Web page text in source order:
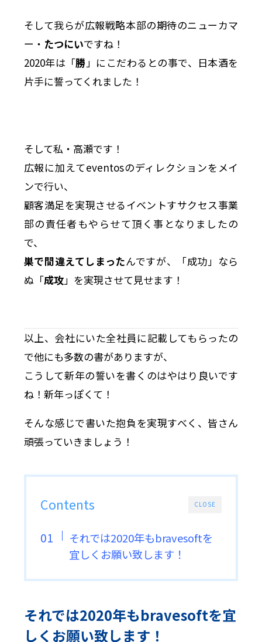
そして我らが広報戦略本部の期待のニューカマ
ー・ たつにいですね！
2020年は「勝」にこだわるとの事で、日本酒を
片手に誓ってくれました！
そして私・高瀬です！
広報に加えてeventosのディレクションをメイ
ンで行い、
顧客満足を実現させるイベントすサクセス事業
部の責任者もやらせて頂く事となりましたの
で、
巣で間違えてしまったんですが、「成功」なら
ぬ「成攻」を実現させて見せます！
以上、会社にいた全社員に記載してもらったの
で他にも多数の書がありますが、
こうして新年の誓いを書くのはやはり良いです
ね！新年っぽくて！
そんな感じで書いた抱負を実現すべく、皆さん
頑張っていきましょう！
CLOSE
Contents
それでは2020年もbravesoftを
宜しくお願い致します！
それでは2020年もbravesoftを宜
しくお願い致します！